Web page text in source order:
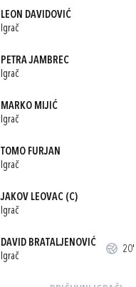
LEON DAVIDOVIĆ
Igrač
PETRA JAMBREC
Igrač
MARKO MIJIĆ
Igrač
TOMO FURJAN
Igrač
JAKOV LEOVAC (C)
Igrač
DAVID BRATALJENOVIĆ
Igrač
20'